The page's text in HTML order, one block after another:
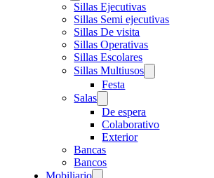
Sillas Ejecutivas
Sillas Semi ejecutivas
Sillas De visita
Sillas Operativas
Sillas Escolares
Sillas Multiusos
Festa
Salas
De espera
Colaborativo
Exterior
Bancas
Bancos
Mobiliario